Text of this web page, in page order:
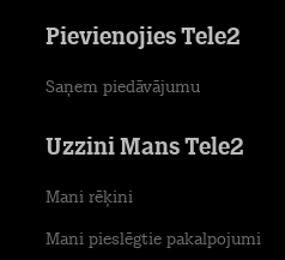
Pievienojies Tele2
Saņem piedāvājumu
Uzzini Mans Tele2
Mani rēķini
Mani pieslēgtie pakalpojumi